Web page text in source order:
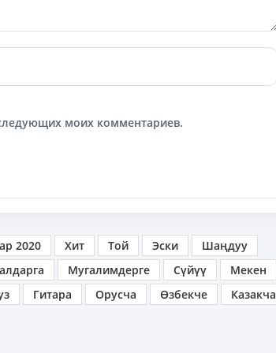
моих комментариев.
2020 Хит Той Эски
Шаңдуу
Мугалимдерге Сүйүү
Мекен
Гитара Орусча Өзбекче
Казакча